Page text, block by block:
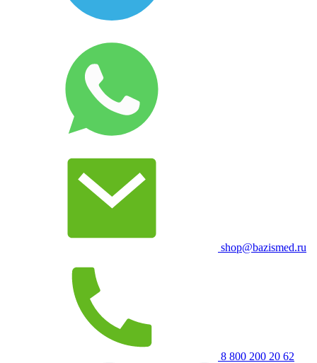
shop@bazismed.ru
8 800 200 20 62